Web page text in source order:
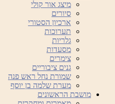
מיצג אור קולי
סיורים
ארכיון הסטורי
תערוכות
גלריות
מסעדות
צימרים
גנים ציבוריים
שמורת נחל ראש פנה
מערת שלמה בן יוסף
מושבת הראשונים